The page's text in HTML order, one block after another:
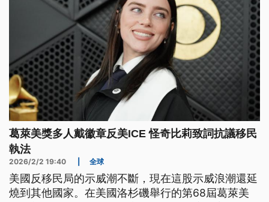
葛萊美獎多人戴徽章反美ICE 怪奇比莉致詞抗議移民
執法
2026/2/2 19:40 全球
美國反移民局的示威潮不斷，現在這股示威浪潮還延
燒到其他國家。在美國洛杉磯舉行的第68屆葛萊美